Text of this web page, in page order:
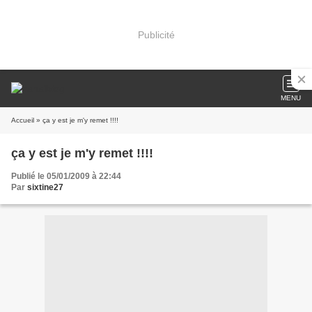
Publicité
MENU
Accueil » ça y est je m'y remet !!!!
ça y est je m'y remet !!!!
Publié le 05/01/2009 à 22:44
Par sixtine27